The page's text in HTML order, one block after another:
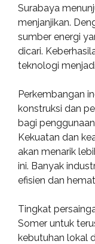
Surabaya
menjanjikan.
sumber energi
dicari.
teknologi
Perkembangan
konstruksi dan
bagi
Kekuatan dan
akan menarik
ini. Banyak
efisien dan
Tingkat
Somer untuk
kebutuhan lokal